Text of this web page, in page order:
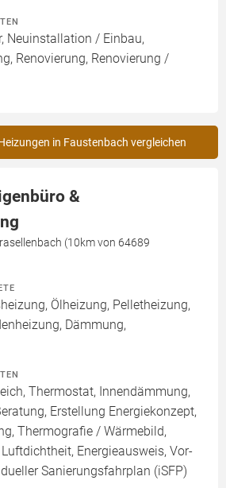
Neuinstallation / Einbau,
Renovierung, Renovierung /
in Faustenbach vergleichen
&
(10km von 64689
Ölheizung, Pelletheizung,
Dämmung,
Thermostat, Innendämmung,
Erstellung Energiekonzept,
Thermografie / Wärmebild,
Energieausweis, Vor-
Sanierungsfahrplan (iSFP)